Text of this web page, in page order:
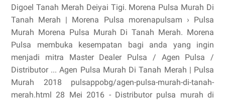
Digoel Tanah Merah Deiyai Tigi. Morena Pulsa Murah Di
Tanah Merah | Morena Pulsa morenapulsam › Pulsa
Murah Morena Pulsa Murah Di Tanah Merah. Morena
Pulsa membuka kesempatan bagi anda yang ingin
menjadi mitra Master Dealer Pulsa / Agen Pulsa /
Distributor ... Agen Pulsa Murah Di Tanah Merah | Pulsa
Murah 2018 pulsappobg/agen-pulsa-murah-di-tanah-
merah.html 28 Mei 2016 - Distributor pulsa murah di